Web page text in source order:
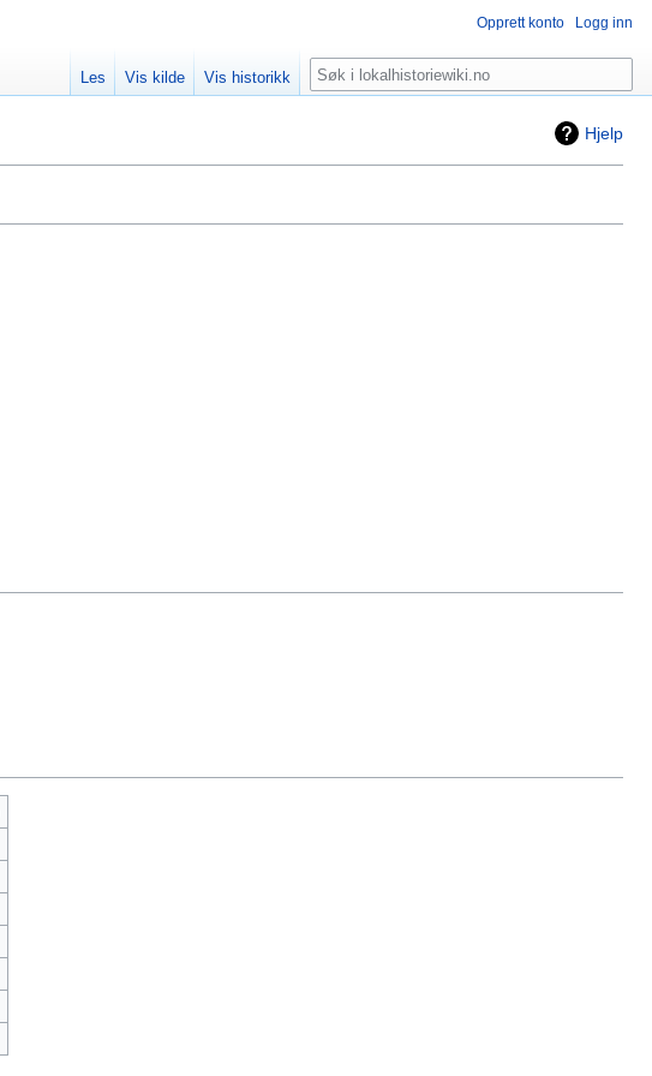
Hjelp
Opprett konto Logg inn
Les Vis kilde Vis historikk Søk